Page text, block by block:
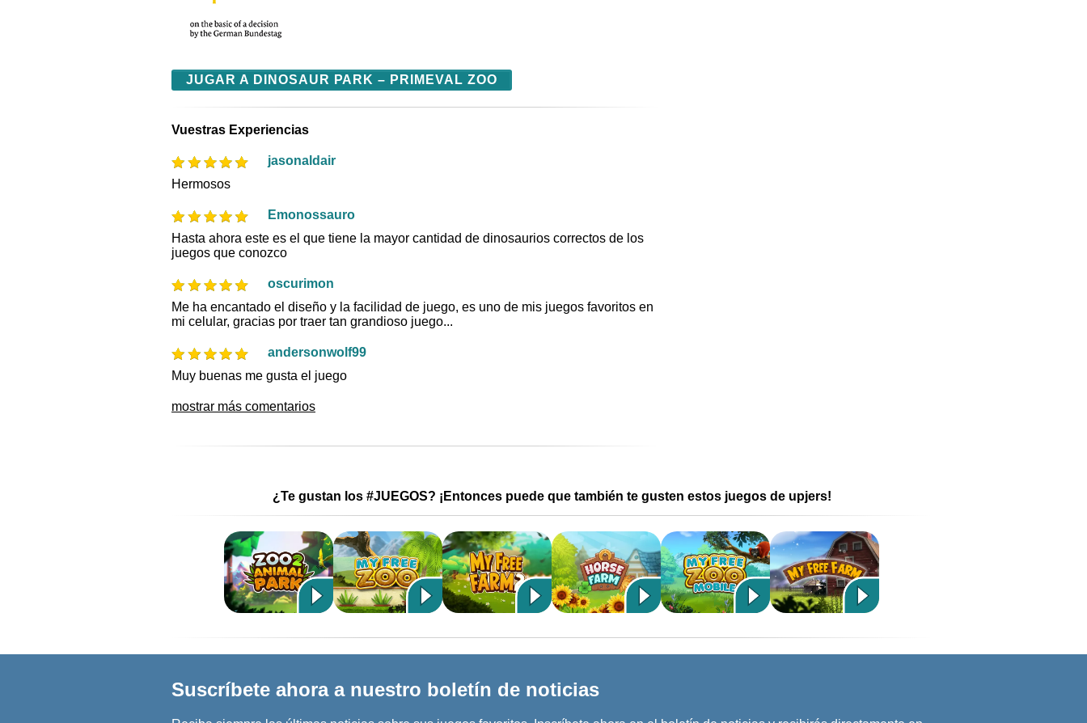
JUGAR A DINOSAUR PARK – PRIMEVAL ZOO
Vuestras Experiencias
jasonaldair
Hermosos
Emonossauro
Hasta ahora este es el que tiene la mayor cantidad de dinosaurios correctos de los
juegos que conozco
oscurimon
Me ha encantado el diseño y la facilidad de juego, es uno de mis juegos favoritos en
mi celular, gracias por traer tan grandioso juego...
andersonwolf99
Muy buenas me gusta el juego
mostrar más comentarios
¿Te gustan los #JUEGOS? ¡Entonces puede que también te gusten estos juegos de upjers!
Suscríbete ahora a nuestro boletín de noticias